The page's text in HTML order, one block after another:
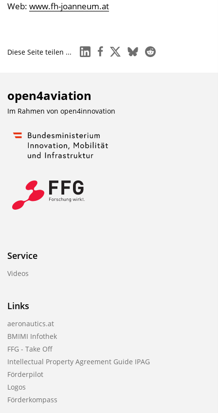
Web: www.fh-joanneum.at
Diese Seite teilen ... linkedinfacebook
x blueskyreddit
open4aviation
Im Rahmen von open4innovation
Service
Videos
Links
aeronautics.at
BMIMI Infothek
FFG - Take Off
Intellectual Property Agreement Guide IPAG
Förderpilot
Logos
Förderkompass